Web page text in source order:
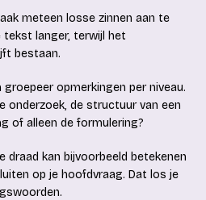
meteen losse zinnen aan te
tekst langer, terwijl het
bestaan.
opmerkingen per niveau.
onderzoek, de structuur van een
of alleen de formulering?
draad kan bijvoorbeeld betekenen
op je hoofdvraag. Dat los je